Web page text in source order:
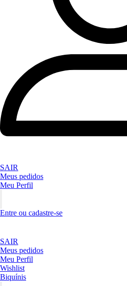
SAIR
Meus pedidos
Meu Perfil
Entre ou cadastre-se
SAIR
Meus pedidos
Meu Perfil
Wishlist
Biquínis